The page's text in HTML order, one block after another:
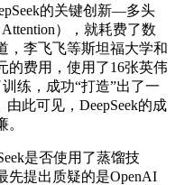
的关键创新—多头
），就耗费了数
，李飞飞等斯坦福大学和
的费用，使用了16张英伟
练，成功“打造”出了一
此可见，DeepSeek的成
是否使用了蒸馏技
先提出质疑的是OpenAI